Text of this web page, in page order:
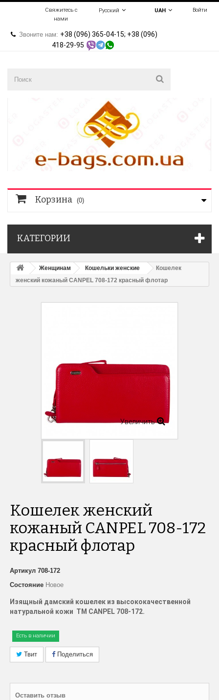
Войти
UAH
Русский
Свяжитесь с
нами
Звоните нам: +38 (096) 365-04-15; +38 (096)
418-29-95
Корзина (0)
КАТЕГОРИИ
Женщинам Кошельки женские
Кошелек
женcкий кожаный CANPEL 708-172 красный флотар
Увеличить
Кошелек женcкий
кожаный CANPEL 708-172
красный флотар
Артикул 708-172
Состояние Новое
Изящный дамский кошелек из высококачественной
натуральной кожи TM CANPEL 708-172.
Есть в наличии
Твит Поделиться
Оставить отзыв